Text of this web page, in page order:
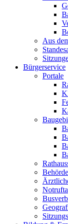
Aus
Bürgerservice
Portale